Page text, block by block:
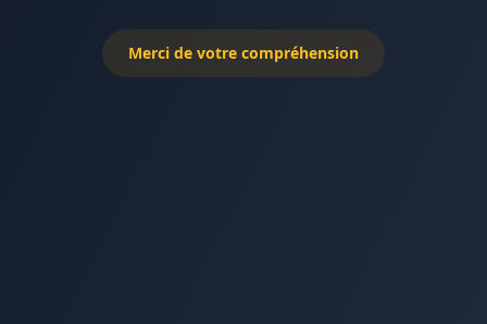
Merci de votre compréhension